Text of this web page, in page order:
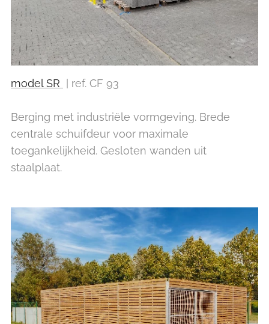
model SR | ref. CF 93
Berging met industriële vormgeving. Brede
centrale schuifdeur voor maximale
toegankelijkheid. Gesloten wanden uit
staalplaat.